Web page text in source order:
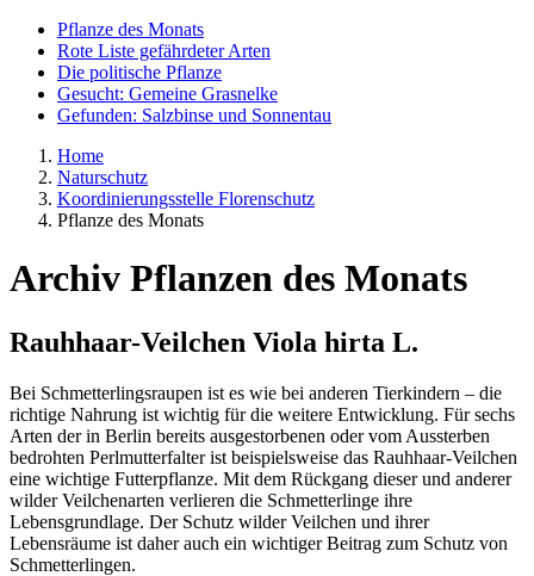
Pflanze des Monats
Rote Liste gefährdeter Arten
Die politische Pflanze
Gesucht: Gemeine Grasnelke
Gefunden: Salzbinse und Sonnentau
Home
Naturschutz
Koordinierungsstelle Florenschutz
Pflanze des Monats
Archiv Pflanzen des Monats
Rauhhaar-Veilchen Viola hirta L.
Bei Schmetterlingsraupen ist es wie bei anderen Tierkindern – die
richtige Nahrung ist wichtig für die weitere Entwicklung. Für sechs
Arten der in Berlin bereits ausgestorbenen oder vom Aussterben
bedrohten Perlmutterfalter ist beispielsweise das Rauhhaar-Veilchen
eine wichtige Futterpflanze. Mit dem Rückgang dieser und anderer
wilder Veilchenarten verlieren die Schmetterlinge ihre
Lebensgrundlage. Der Schutz wilder Veilchen und ihrer
Lebensräume ist daher auch ein wichtiger Beitrag zum Schutz von
Schmetterlingen.